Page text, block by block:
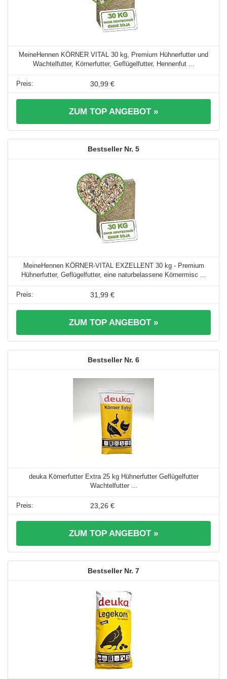
MeineHennen KÖRNER VITAL 30 kg, Premium Hühnerfutter und
Wachtelfutter, Körnerfutter, Geflügelfutter, Hennenfut ...
30,99 €
ZUM TOP ANGEBOT »
5
MeineHennen KÖRNER-VITAL EXZELLENT 30 kg - Premium
Hühnerfutter, Geflügelfutter, eine naturbelassene Körnermisc ...
31,99 €
ZUM TOP ANGEBOT »
6
deuka Körnerfutter Extra 25 kg Hühnerfutter Geflügelfutter
Wachtelfutter ...
23,26 €
ZUM TOP ANGEBOT »
7